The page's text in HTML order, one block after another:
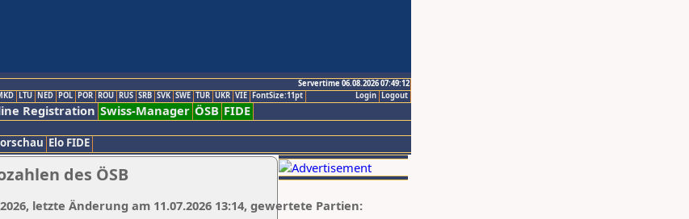
Servertime 06.08.2026 07:49:12
Logout
Login
LTU NED POL POR ROU RUS SRB SVK SWE TUR UKR VIE FontSize:11pt
Registration Swiss-Manager ÖSB FIDE
Elo FIDE
des ÖSB
letzte Änderung am 11.07.2026 13:14, gewertete Partien: